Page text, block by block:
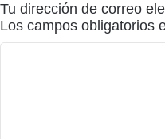
Tu dirección de correo
Los campos obligatorios